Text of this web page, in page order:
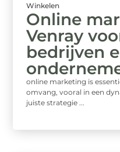
Winkelen
Online
Venray
bedrijven
online marketing is
omvang, vooral in een
juiste strategie ...